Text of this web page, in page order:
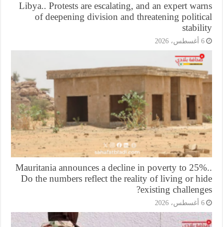
Libya.. Protests are escalating, and an expert
of deepening division and threatening
Mauritania announces a decline in poverty to
Do the numbers reflect the reality of living or
existing